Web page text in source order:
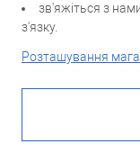
зв'яжіться з
з'язку.
Розташування